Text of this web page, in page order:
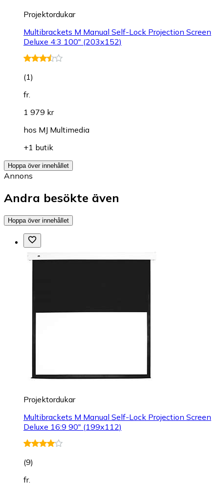
Projektordukar
Multibrackets M Manual Self-Lock Projection Screen
Deluxe 4:3 100" (203x152)
(1)
fr.
1 979 kr
hos MJ Multimedia
+1 butik
Hoppa över innehållet
Annons
Andra besökte även
Hoppa över innehållet
Projektordukar
Multibrackets M Manual Self-Lock Projection Screen
Deluxe 16:9 90" (199x112)
(9)
fr.